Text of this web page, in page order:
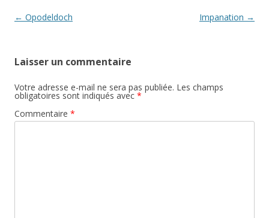
Navigation des articles
← Opodeldoch Impanation →
Laisser un commentaire
Votre adresse e-mail ne sera pas publiée. Les champs
obligatoires sont indiqués avec *
Commentaire *